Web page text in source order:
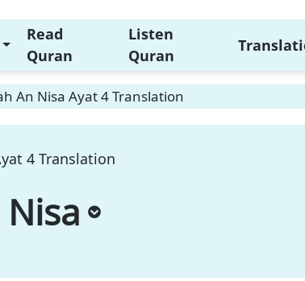
Read
Quran
Listen
Quran
An Nisa Ayat 4 Translation
4 Translation